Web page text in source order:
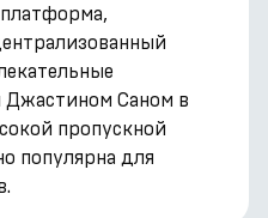
Джастином Саном в
пропускной
популярна для